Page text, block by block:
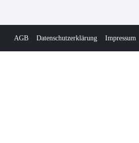
AGB Datenschutzerklärung Impressum